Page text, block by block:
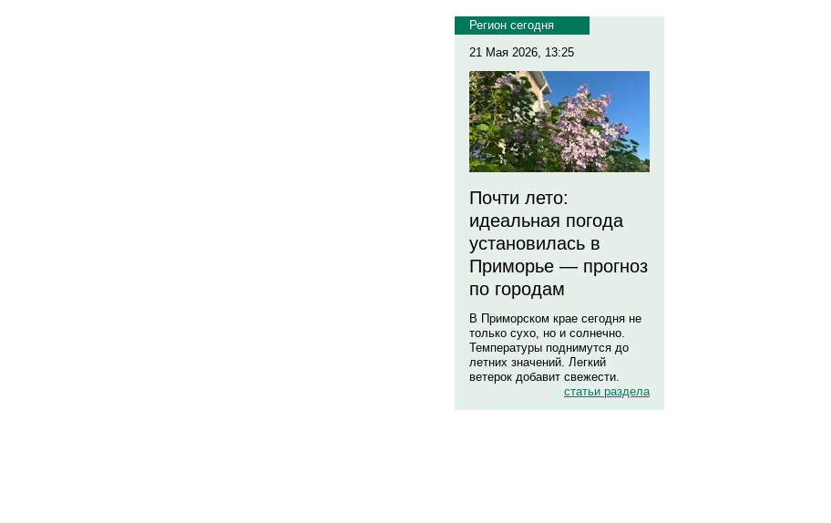
Регион сегодня
21 Мая 2026, 13:25
Почти лето:
идеальная погода
установилась в
Приморье — прогноз
по городам
В Приморском крае сегодня не
только сухо, но и солнечно.
Температуры поднимутся до
летних значений. Легкий
ветерок добавит свежести.
статьи раздела